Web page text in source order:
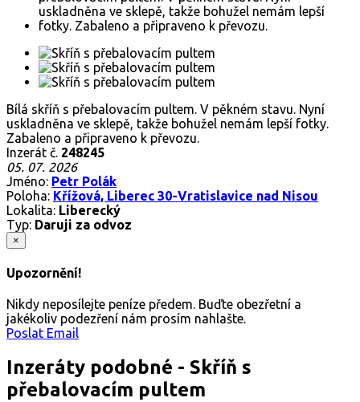
Bílá skříň s přebalovacím pultem. V pěkném stavu. Nyní
uskladněna ve sklepě, takže bohužel nemám lepší fotky.
Zabaleno a připraveno k převozu.
Inzerát č. 248245
05. 07. 2026
Jméno: Petr Polák
Poloha: Křížová, Liberec 30-Vratislavice nad Nisou
Lokalita: Liberecký
Typ: Daruji za odvoz
×
Upozornění!
Nikdy neposílejte peníze předem. Buďte obezřetní a
jakékoliv podezření nám prosím nahlašte.
Poslat Email
Inzeráty podobné - Skříň s
přebalovacím pultem